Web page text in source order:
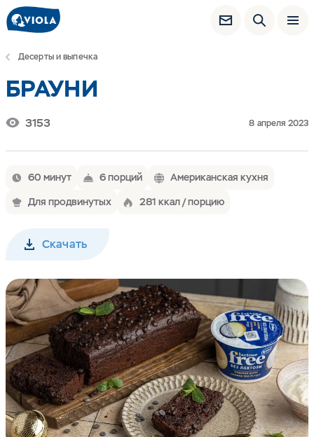
Десерты и выпечка
БРАУНИ
3153 8 апреля 2023
60 минут 6 порций
Американская кухня
Для продвинутых
281 ккал / порцию
Скачать